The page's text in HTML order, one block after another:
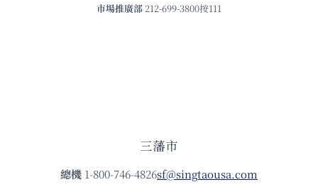
市場推廣部 212-699-3800按111
三藩市
總機 1-800-746-4826sf@singtaousa.com